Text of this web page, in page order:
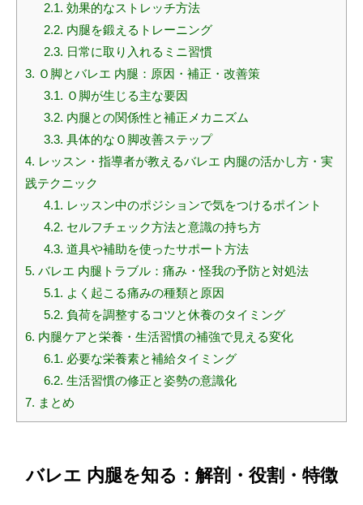
2.1. 効果的なストレッチ方法
2.2. 内腿を鍛えるトレーニング
2.3. 日常に取り入れるミニ習慣
3. Ｏ脚とバレエ 内腿：原因・補正・改善策
3.1. Ｏ脚が生じる主な要因
3.2. 内腿との関係性と補正メカニズム
3.3. 具体的なＯ脚改善ステップ
4. レッスン・指導者が教えるバレエ 内腿の活かし方・実
践テクニック
4.1. レッスン中のポジションで気をつけるポイント
4.2. セルフチェック方法と意識の持ち方
4.3. 道具や補助を使ったサポート方法
5. バレエ 内腿トラブル：痛み・怪我の予防と対処法
5.1. よく起こる痛みの種類と原因
5.2. 負荷を調整するコツと休養のタイミング
6. 内腿ケアと栄養・生活習慣の補強で見える変化
6.1. 必要な栄養素と補給タイミング
6.2. 生活習慣の修正と姿勢の意識化
7. まとめ
バレエ 内腿を知る：解剖・役割・特徴